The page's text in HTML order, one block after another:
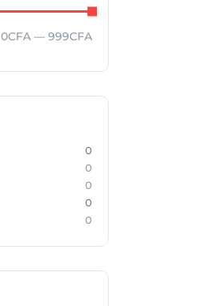
0CFA — 999CFA
0
0
0
0
0